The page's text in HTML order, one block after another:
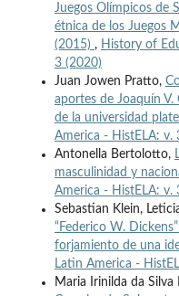
Juegos Olímpicos de
étnica de los Juegos
(2015) , History of
3 (2020)
Juan Jowen Pratto,
aportes de Joaquín
de la universidad
America - HistELA: v.
Antonella Bertolotto,
masculinidad y
America - HistELA: v.
Sebastian Klein,
“Federico W.
forjamiento de una
Latin America -
Maria Irinilda da Silva